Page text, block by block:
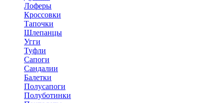
Лоферы
Кроссовки
Тапочки
Шлепанцы
Угги
Туфли
Сапоги
Сандалии
Балетки
Полусапоги
Полуботинки